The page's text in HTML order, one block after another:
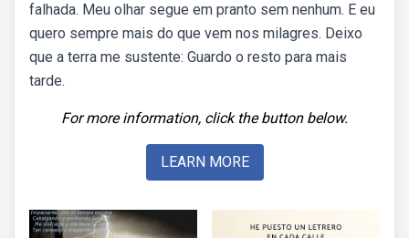
falhada. Meu olhar segue em pranto sem nenhum. E eu
quero sempre mais do que vem nos milagres. Deixo
que a terra me sustente: Guardo o resto para mais
tarde.
For more information, click the button below.
LEARN MORE